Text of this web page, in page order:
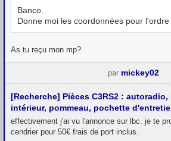
Banco.
Donne moi les coordonnées pour
As tu reçu mon mp?
par mickey02
[Recherche] Pièces C3RS2 :
intérieur, pommeau, pochette
effectivement j'ai vu l'annonce sur lbc. je te
cendrier pour 50€ frais de port inclus.